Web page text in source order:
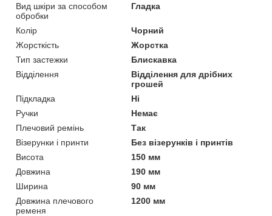
Вид шкіри за способом
обробки
Гладка
Колір
Чорний
Жорсткість
Жорстка
Тип застежки
Блискавка
Відділення
Відділення для дрібних
грошей
Підкладка
Ні
Ручки
Немає
Плечовий ремінь
Так
Візерунки і принти
Без візерунків і принтів
Висота
150 мм
Довжина
190 мм
Ширина
90 мм
Довжина плечового
ременя
1200 мм